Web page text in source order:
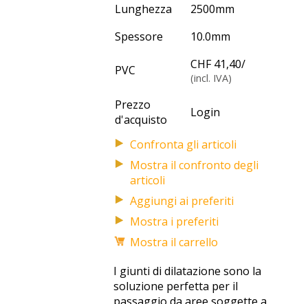
Lunghezza
2500mm
Spessore
10.0mm
PVC CHF 41,40/
(incl. IVA)
Prezzo
d'acquisto
Login
Mostra il confronto degli
articoli
Mostra i preferiti
Mostra il carrello
I giunti di dilatazione sono la
soluzione perfetta per il